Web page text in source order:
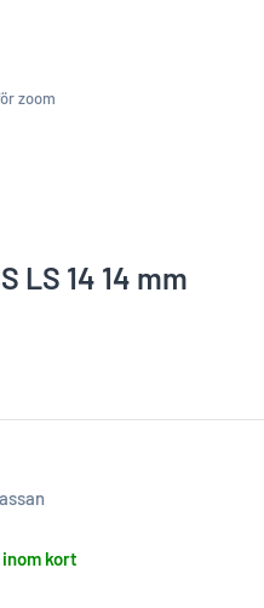
zoom
LS 14 14 mm
kort